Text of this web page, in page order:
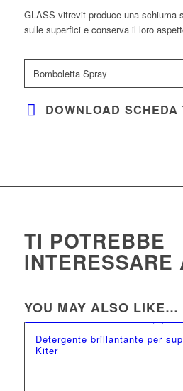
GLASS vitrevit produce una schiuma
sulle superfici e conserva il loro
Bomboletta Spray
DOWNLOAD
TI POTREBBE
INTERESSARE
YOU MAY ALSO LIKE…
Detergente brillantante per
Kiter